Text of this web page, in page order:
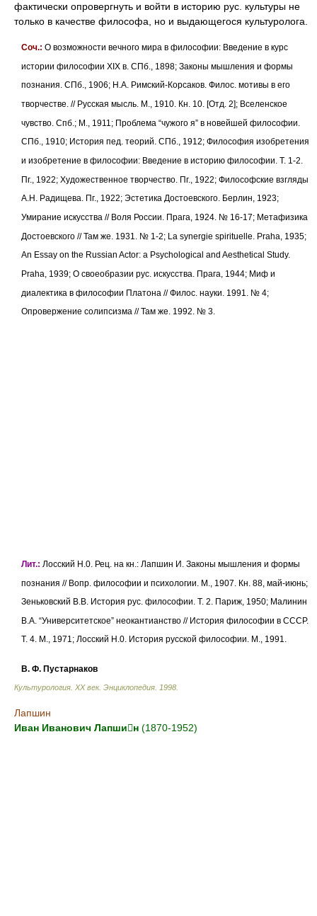
фактически опровергнуть и войти в историю рус. культуры не
только в качестве философа, но и выдающегося культуролога.
Соч.: О возможности вечного мира в философии: Введение в курс
истории философии XIX в. СПб., 1898; Законы мышления и формы
познания. СПб., 1906; Н.А. Римский-Корсаков. Филос. мотивы в его
творчестве. // Русская мысль. М., 1910. Кн. 10. [Отд. 2]; Вселенское
чувство. Спб.; М., 1911; Проблема “чужого я” в новейшей философии.
СПб., 1910; История пед. теорий. СПб., 1912; Философия изобретения
и изобретение в философии: Введение в историю философии. Т. 1-2.
Пг., 1922; Художественное творчество. Пг., 1922; Философские взгляды
А.Н. Радищева. Пг., 1922; Эстетика Достоевского. Берлин, 1923;
Умирание искусства // Воля России. Прага, 1924. № 16-17; Метафизика
Достоевского // Там же. 1931. № 1-2; La synergie spirituelle. Praha, 1935;
An Essay on the Russian Actor: a Psychological and Aesthetical Study.
Praha, 1939; О своеобразии рус. искусства. Прага, 1944; Миф и
диалектика в философии Платона // Филос. науки. 1991. № 4;
Опровержение солипсизма // Там же. 1992. № 3.
Лит.: Лосский Н.0. Рец. на кн.: Лапшин И. Законы мышления и формы
познания // Вопр. философии и психологии. М., 1907. Кн. 88, май-июнь;
Зеньковский В.В. История рус. философии. Т. 2. Париж, 1950; Малинин
В.А. “Университетское” неокантианство // История философии в СССР.
Т. 4. М., 1971; Лосский Н.0. История русской философии. М., 1991.
В. Ф. Пустарнаков
Культурология. XX век. Энциклопедия 1998
Лапшин
Иван Иванович Лапшин (1870-1952)